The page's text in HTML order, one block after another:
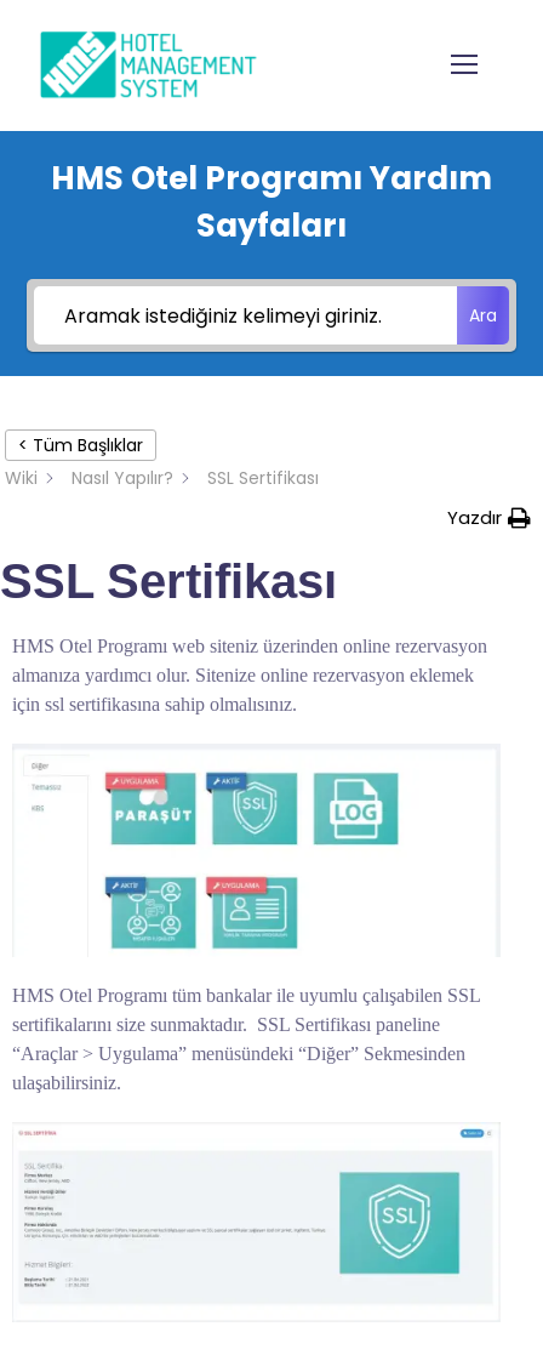
HMS Otel Programı Yardım
Sayfaları
Ara
< Tüm Başlıklar
Wiki
Nasıl Yapılır? SSL Sertifikası
Yazdır
SSL Sertifikası
HMS Otel Programı web siteniz üzerinden online rezervasyon
almanıza yardımcı olur. Sitenize online rezervasyon eklemek
için ssl sertifikasına sahip olmalısınız.
HMS Otel Programı tüm bankalar ile uyumlu çalışabilen SSL
sertifikalarını size sunmaktadır. SSL Sertifikası paneline
“Araçlar > Uygulama” menüsündeki “Diğer” Sekmesinden
ulaşabilirsiniz.